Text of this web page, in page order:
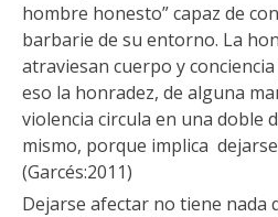
hombre honesto” capaz de
barbarie de su entorno. La
atraviesan cuerpo y
eso la honradez, de alguna
violencia circula en una doble
mismo, porque implica
(Garcés:2011)
Dejarse afectar no tiene nada